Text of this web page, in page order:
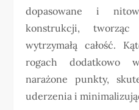
dopasowane i
konstrukcji,
wytrzymałą całość.
rogach dodatkowo
narażone punkty,
uderzenia i